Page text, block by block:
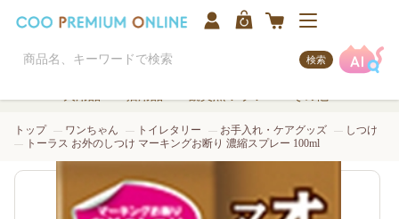
検索
トップ ワンちゃん トイレタリー お手入れ・ケアグッズ
しつけ
トーラス お外のしつけ マーキングお断り 濃縮スプレー 100ml